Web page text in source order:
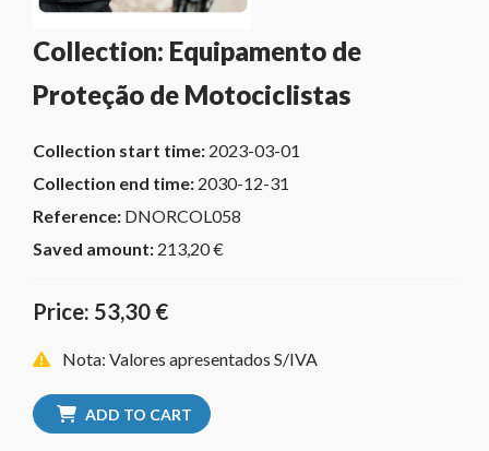
Collection: Equipamento de
Proteção de Motociclistas
Collection start time: 2023-03-01
Collection end time: 2030-12-31
Reference: DNORCOL058
Saved amount: 213,20 €
Price: 53,30 €
Nota: Valores apresentados S/IVA
ADD TO CART